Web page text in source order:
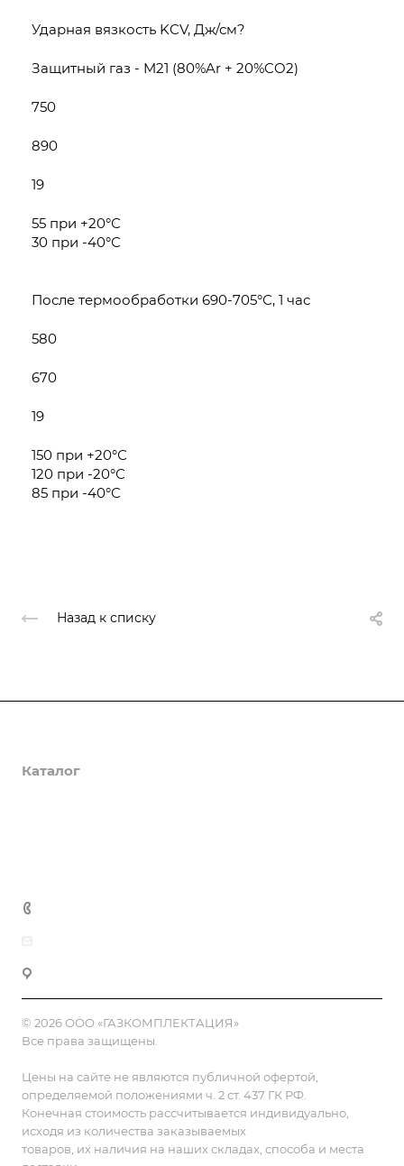
Ударная вязкость KCV, Дж/см?
Защитный газ - M21 (80%Ar + 20%CO2)
750
890
19
55 при +20°С
30 при -40°С
После термообработки 690-705°С, 1 час
580
670
19
150 при +20°С
120 при -20°С
85 при -40°С
Назад к списку
Каталог
© 2026 ООО «ГАЗКОМПЛЕКТАЦИЯ»
Все права защищены.
Цены на сайте не являются публичной офертой,
определяемой положениями ч. 2 ст. 437 ГК РФ.
Конечная стоимость рассчитывается индивидуально,
исходя из количества заказываемых
товаров, их наличия на наших складах, способа и места